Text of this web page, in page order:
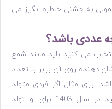
به جشنی خاطره انگیز می
عددی باشد؟
می کنید باید مانند شمع
دهنده روی آن برابر با تعداد
برای مثال اگر فردی متولد
سال 1353 باشد و شما بخواهید در سال 1403 برای او تولد